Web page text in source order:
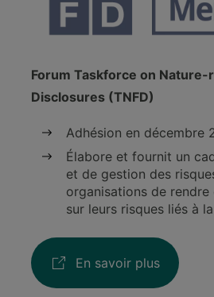
Forum Taskforce on Nature-
Disclosures (TNFD)
Adhésion en décembre
Élabore et fournit un
et de gestion des
organisations de rendre
sur leurs risques liés à
En savoir plus